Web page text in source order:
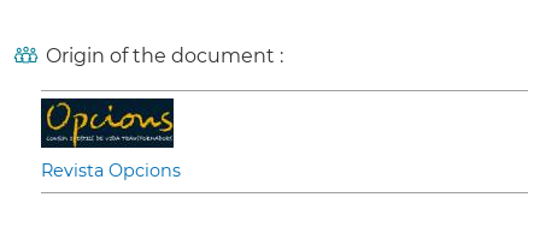
Origin of the document :
Revista Opcions